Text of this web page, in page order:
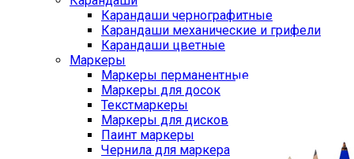
Карандаши чернографитные
Карандаши механические и грифели
Карандаши цветные
Маркеры
Маркеры перманентные
Маркеры для досок
Текстмаркеры
Маркеры для дисков
Паинт маркеры
Чернила для маркера